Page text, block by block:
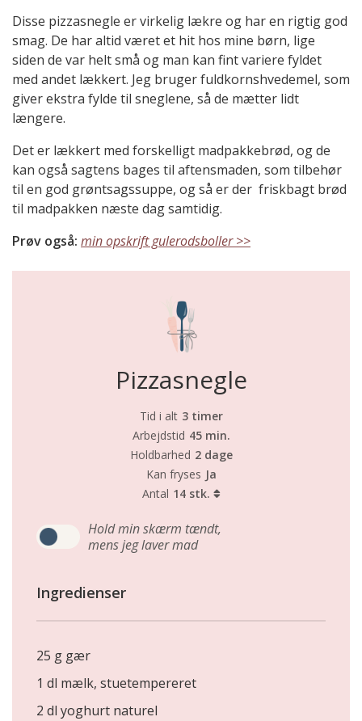
Disse pizzasnegle er virkelig lækre og har en rigtig god
smag. De har altid været et hit hos mine børn, lige
siden de var helt små og man kan fint variere fyldet
med andet lækkert. Jeg bruger fuldkornshvedemel, som
giver ekstra fylde til sneglene, så de mætter lidt
længere.
Det er lækkert med forskelligt madpakkebrød, og de
kan også sagtens bages til aftensmaden, som tilbehør
til en god grøntsagssuppe, og så er der friskbagt brød
til madpakken næste dag samtidig.
Prøv også: min opskrift gulerodsboller >>
Pizzasnegle
Tid i alt 3 timer
Arbejdstid 45 min.
Holdbarhed 2 dage
Kan fryses Ja
Antal 14 stk.
Hold min skærm tændt,
mens jeg laver mad
Ingredienser
25 g gær
1 dl mælk, stuetempereret
2 dl yoghurt naturel